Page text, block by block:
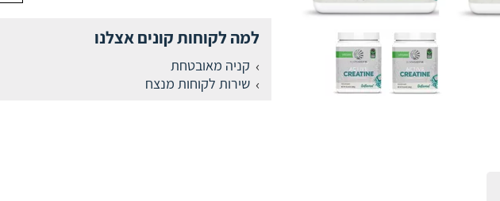
למה לקוחות קונים אצלנו
קניה מאובטחת
שירות לקוחות מנצח